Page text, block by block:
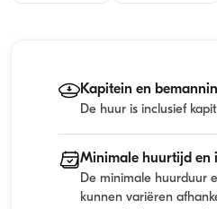
Kapitein en
De huur is inclusief
Minimale huurtijd en
De minimale huurduur
kunnen variëren